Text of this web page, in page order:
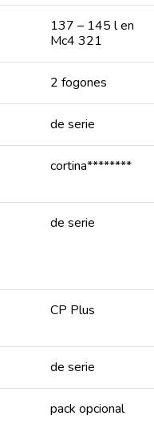
137 – 145 l en
Mc4 321
2 fogones
de serie
cortina********
de serie
CP Plus
de serie
pack opcional